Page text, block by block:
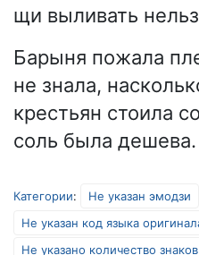
щи выливать
Барыня пожала
не знала,
крестьян стоила
соль была дешева.
Категории: Не указан эмодзи
Не указан код языка
Не указано количество